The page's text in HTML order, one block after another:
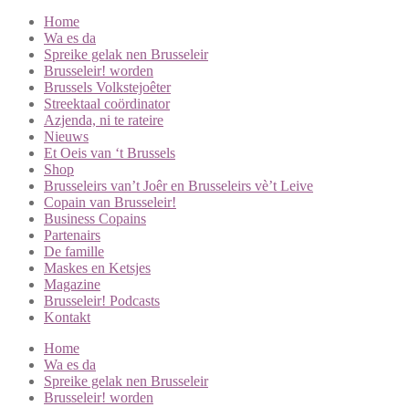
Home
Wa es da
Spreike gelak nen Brusseleir
Brusseleir! worden
Brussels Volkstejoêter
Streektaal coördinator
Azjenda, ni te rateire
Nieuws
Et Oeis van ‘t Brussels
Shop
Brusseleirs van’t Joêr en Brusseleirs vè’t Leive
Copain van Brusseleir!
Business Copains
Partenairs
De famille
Maskes en Ketsjes
Magazine
Brusseleir! Podcasts
Kontakt
Home
Wa es da
Spreike gelak nen Brusseleir
Brusseleir! worden